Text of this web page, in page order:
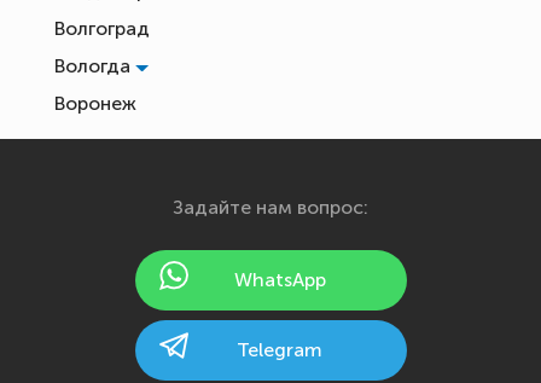
Волгоград
Вологда
Воронеж
Екатеринбург
Йошкар-Ола
Калининград
Задайте нам вопрос:
WhatsApp
Telegram